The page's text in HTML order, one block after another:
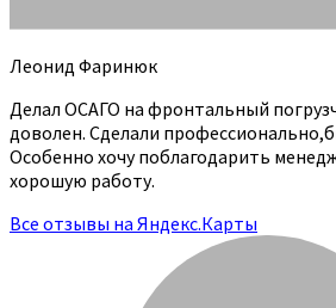
Леонид Фаринюк
Делал ОСАГО на фронтальный
доволен. Сделали
Особенно хочу поблагодарить
хорошую работу.
Все отзывы на Яндекс.Карты